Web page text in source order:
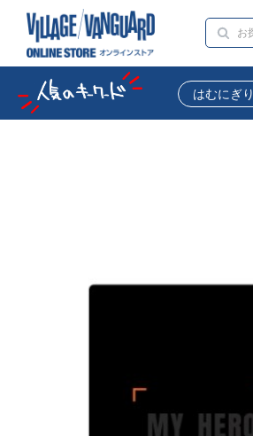
はむにぎり